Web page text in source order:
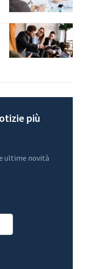
più
ultime novità